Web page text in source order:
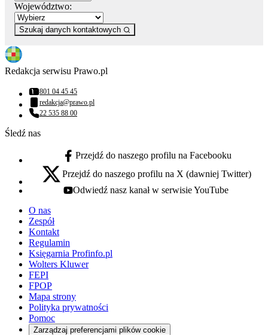
Województwo:
Szukaj danych kontaktowych
Redakcja serwisu Prawo.pl
Numer telefonu:
801 04 45 45
Adres email:
redakcja@prawo.pl
Numer telefonu:
22 535 88 00
Śledź nas
facebook - otwiera się w nowej karcie
Przejdź do naszego profilu na Facebooku
x - otwiera się w nowej karcie
Przejdź do naszego profilu na X (dawniej Twitter)
youtube - otwiera się w nowej karcie
Odwiedź nasz kanał w serwisie YouTube
O nas
Zespół
Kontakt
Regulamin
Księgarnia Profinfo.pl
Wolters Kluwer
FEPI
FPOP
Mapa strony
Polityka prywatności
Pomoc
Zarządzaj preferencjami plików cookie